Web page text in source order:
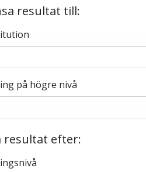
resultat till:
på högre nivå
resultat efter: